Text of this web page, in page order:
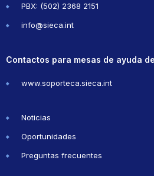
PBX: (502) 2368 2151
info@sieca.int
Contactos para mesas de ayuda
www.soporteca.sieca.int
Noticias
Oportunidades
Preguntas frecuentes